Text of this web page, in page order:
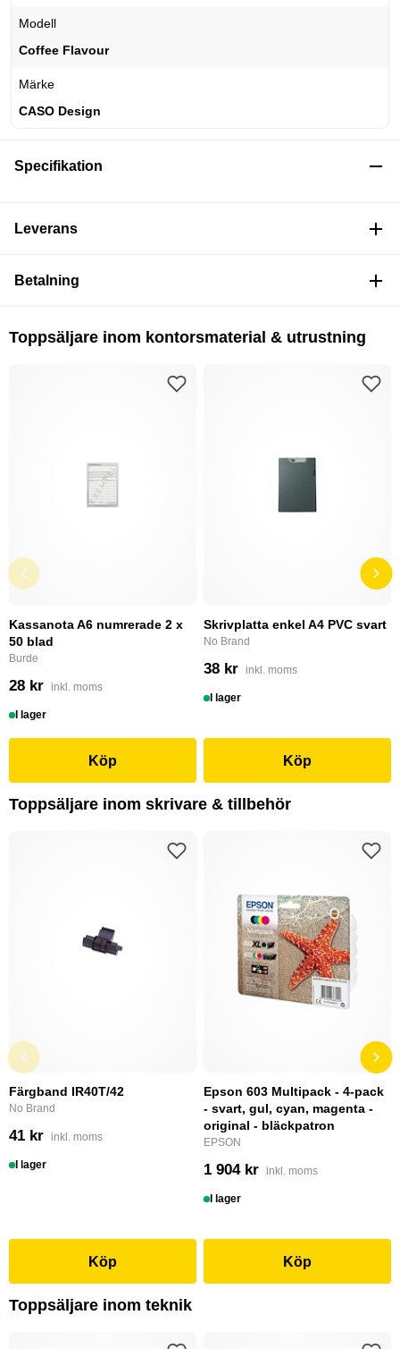
Modell
Coffee Flavour
Märke
CASO Design
Specifikation
Leverans
Betalning
Toppsäljare inom kontorsmaterial & utrustning
Kassanota A6 numrerade 2 x
50 blad
Burde
28 kr inkl. moms
I lager
Köp
Skrivplatta enkel A4 PVC svart
No Brand
38 kr inkl. moms
I lager
Köp
Toppsäljare inom skrivare & tillbehör
Färgband IR40T/42
No Brand
41 kr inkl. moms
I lager
Köp
Epson 603 Multipack - 4-pack
- svart, gul, cyan, magenta -
original - bläckpatron
EPSON
1 904 kr inkl. moms
I lager
Köp
Toppsäljare inom teknik